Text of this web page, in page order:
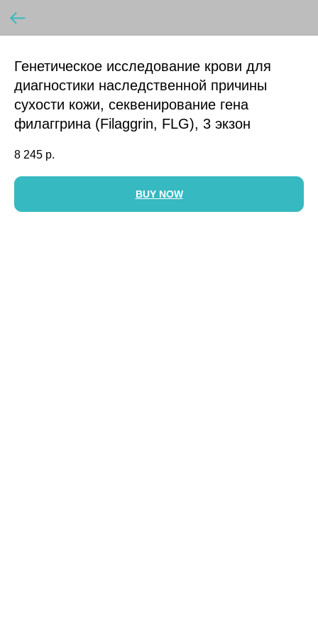
Генетическое исследование крови для
диагностики наследственной причины
сухости кожи, секвенирование гена
филаггрина (Filaggrin, FLG), 3 экзон
8 245 р.
BUY NOW